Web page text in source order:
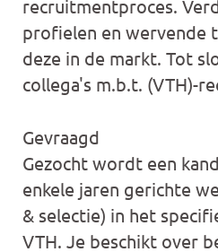
recruitmentproces.
profielen en wervende
deze in de markt. Tot
collega's m.b.t. (VTH)-
Gevraagd
Gezocht wordt een
enkele jaren gerichte
& selectie) in het
VTH. Je beschikt over